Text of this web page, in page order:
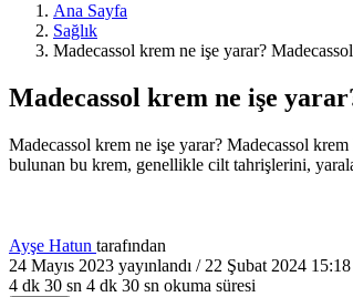
Ana Sayfa
Sağlık
Madecassol krem ne işe yarar?
Madecassol krem ne işe
Madecassol krem ne işe yarar? Madecassol
bulunan bu krem, genellikle cilt tahrişlerini,
Ayşe Hatun tarafından
24 Mayıs 2023 yayınlandı / 22 Şubat 2024 15:18
4 dk 30 sn 4 dk 30 sn okuma süresi